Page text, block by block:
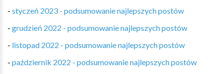
- styczeń 2023 - podsumowanie najlepszych postów
- grudzień 2022 - podsumowanie najlepszych postów
- listopad 2022 - podsumowanie najlepszych postów
- październik 2022 - podsumowanie najlepszych postów